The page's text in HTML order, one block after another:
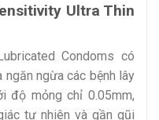
Ultra Thin
Condoms có
ngăn ngừa các bệnh lây
độ mỏng chỉ 0.05mm,
tự nhiên và gần gũi